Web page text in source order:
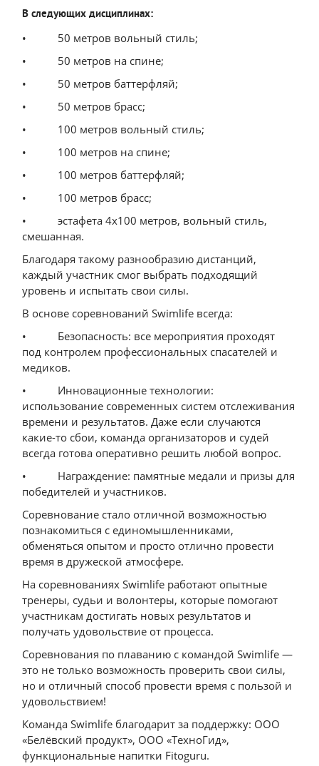
В следующих дисциплинах:
• 50 метров вольный стиль;
• 50 метров на спине;
• 50 метров баттерфляй;
• 50 метров брасс;
• 100 метров вольный стиль;
• 100 метров на спине;
• 100 метров баттерфляй;
• 100 метров брасс;
• эстафета 4х100 метров, вольный стиль,
смешанная.
Благодаря такому разнообразию дистанций,
каждый участник смог выбрать подходящий
уровень и испытать свои силы.
В основе соревнований Swimlife всегда:
• Безопасность: все мероприятия проходят
под контролем профессиональных спасателей и
медиков.
• Инновационные технологии:
использование современных систем отслеживания
времени и результатов. Даже если случаются
какие-то сбои, команда организаторов и судей
всегда готова оперативно решить любой вопрос.
• Награждение: памятные медали и призы для
победителей и участников.
Соревнование стало отличной возможностью
познакомиться с единомышленниками,
обменяться опытом и просто отлично провести
время в дружеской атмосфере.
На соревнованиях Swimlife работают опытные
тренеры, судьи и волонтеры, которые помогают
участникам достигать новых результатов и
получать удовольствие от процесса.
Соревнования по плаванию с командой Swimlife —
это не только возможность проверить свои силы,
но и отличный способ провести время с пользой и
удовольствием!
Команда Swimlife благодарит за поддержку: ООО
«Белёвский продукт», ООО «ТехноГид»,
функциональные напитки Fitoguru.